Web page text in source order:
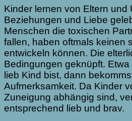
Kinder lernen von Eltern und
Beziehungen und Liebe
Menschen die toxischen
fallen, haben oftmals keinen
entwickeln können. Die
Bedingungen geknüpft.
lieb Kind bist, dann
Aufmerksamkeit. Da Kinder
Zuneigung abhängig sind,
entsprechend lieb und brav.